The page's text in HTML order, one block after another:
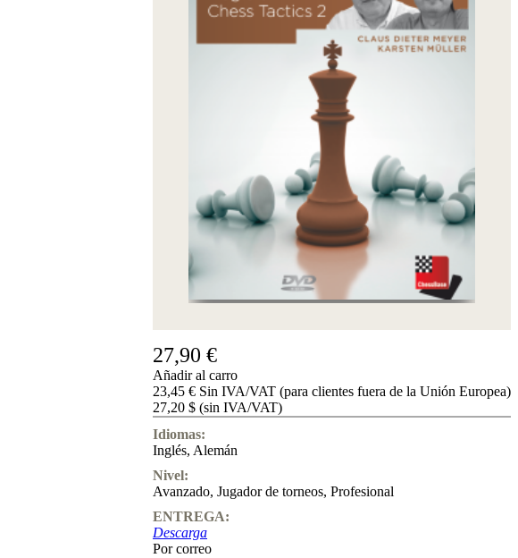
27,90 €
Añadir al carro
23,45 € Sin IVA/VAT (para clientes fuera de la Unión Europea)
27,20 $ (sin IVA/VAT)
Idiomas:
Inglés, Alemán
Nivel:
Avanzado, Jugador de torneos, Profesional
ENTREGA:
Descarga
Por correo
Credenciales
TDC
Política
privacidad
sobre
nosotros
FAQ
licencias
Accessibility
Cookies
Management
Compliance
Hotline
Chessbase
Accounts
Suscripción
Ducados
Programas
datos